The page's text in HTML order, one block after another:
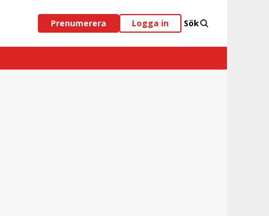
Prenumerera Logga in Sök